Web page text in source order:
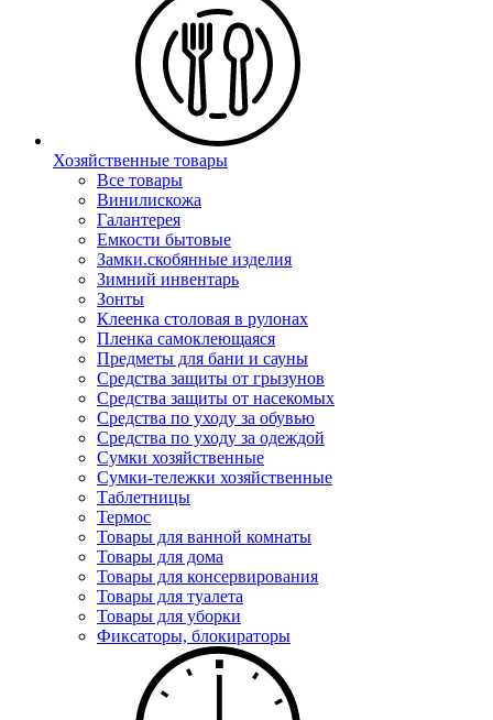
Хозяйственные товары
Все товары
Винилискожа
Галантерея
Емкости бытовые
Замки.скобянные изделия
Зимний инвентарь
Зонты
Клеенка столовая в рулонах
Пленка самоклеющаяся
Предметы для бани и сауны
Средства защиты от грызунов
Средства защиты от насекомых
Средства по уходу за обувью
Средства по уходу за одеждой
Сумки хозяйственные
Сумки-тележки хозяйственные
Таблетницы
Термос
Товары для ванной комнаты
Товары для дома
Товары для консервирования
Товары для туалета
Товары для уборки
Фиксаторы, блокираторы